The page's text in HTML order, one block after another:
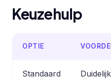
Keuzehulp
OPTIE
Standaard